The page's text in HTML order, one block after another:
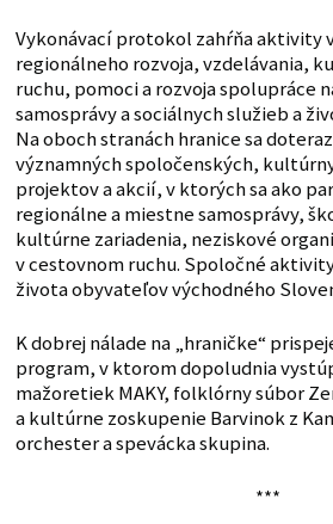
Vykonávací protokol zahŕňa aktivity
regionálneho rozvoja, vzdelávania,
ruchu, pomoci a rozvoja spolupráce
samosprávy a sociálnych služieb a
Na oboch stranách hranice sa
významných spoločenských,
projektov a akcií, v ktorých sa ako
regionálne a miestne samosprávy,
kultúrne zariadenia, neziskové
v cestovnom ruchu. Spoločné
života obyvateľov východného
K dobrej nálade na „hraničke“
program, v ktorom dopoludnia
mažoretiek MAKY, folklórny súbor
a kultúrne zoskupenie Barvinok z
orchester a spevácka skupina.
***